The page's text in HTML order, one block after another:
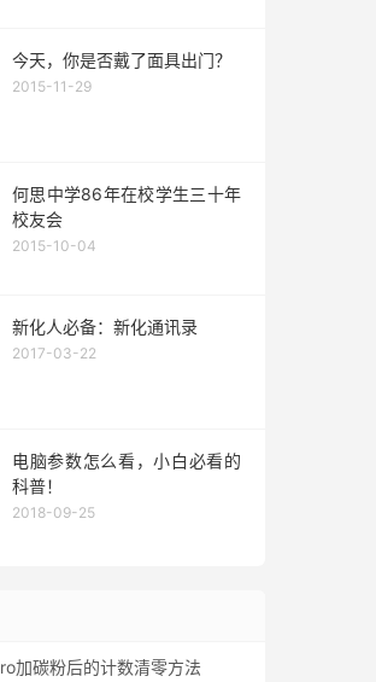
今天，你是否戴了面具出门？
2015-11-29
何思中学86年在校学生三十年
校友会
2015-10-04
新化人必备：新化通讯录
2017-03-22
电脑参数怎么看，小白必看的
科普！
2018-09-25
加碳粉后的计数清零方法